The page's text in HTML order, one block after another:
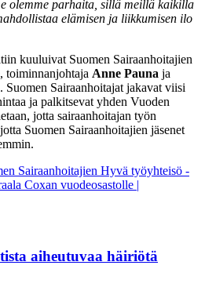
olemme parhaita, sillä meillä kaikilla
elämisen ja liikkumisen ilo
kuuluivat Suomen Sairaanhoitajien
, toiminnanjohtaja Anne Pauna ja
. Suomen Sairaanhoitajat jakavat viisi
ja palkitsevat yhden Vuoden
jotta sairaanhoitajan työn
Suomen Sairaanhoitajien jäsenet
Sairaanhoitajien Hyvä työyhteisö -
Coxan vuodeosastolle |
aiheutuvaa häiriötä